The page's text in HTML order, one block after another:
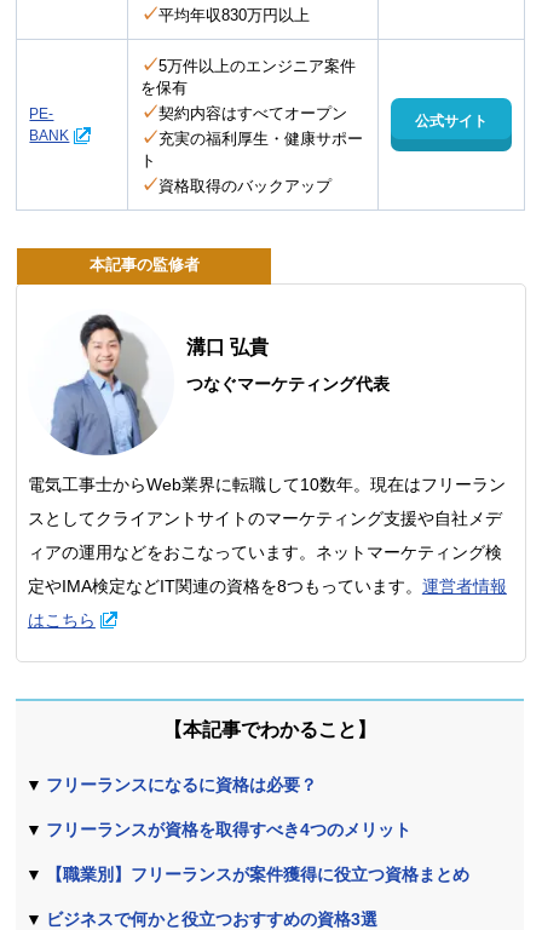
✓平均年収830万円以上
PE-
BANK
✓5万件以上のエンジニア案件
を保有
✓契約内容はすべてオープン
✓充実の福利厚生・健康サポー
ト
✓資格取得のバックアップ
公式サイト
本記事の監修者
溝口 弘貴
つなぐマーケティング代表
電気工事士からWeb業界に転職して10数年。現在はフリーラン
スとしてクライアントサイトのマーケティング支援や自社メデ
ィアの運用などをおこなっています。ネットマーケティング検
定やIMA検定などIT関連の資格を8つもっています。 運営者情報
はこちら
本記事でわかること
フリーランスになるに資格は必要？
フリーランスが資格を取得すべき4つのメリット
【職業別】フリーランスが案件獲得に役立つ資格まとめ
ビジネスで何かと役立つおすすめの資格3選